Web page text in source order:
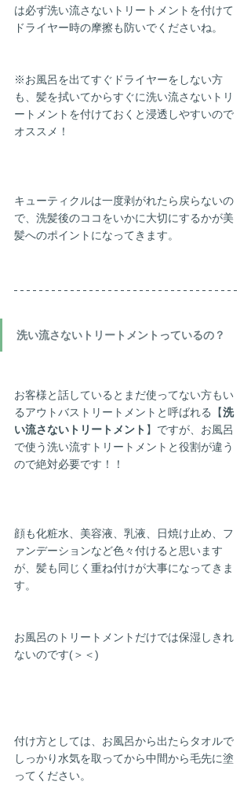
は必ず洗い流さないトリートメントを付けて
ドライヤー時の摩擦も防いでくださいね。
※お風呂を出てすぐドライヤーをしない方
も、髪を拭いてからすぐに洗い流さないトリ
ートメントを付けておくと浸透しやすいので
オススメ！
キューティクルは一度剥がれたら戻らないの
で、洗髪後のココをいかに大切にするかが美
髪へのポイントになってきます。
洗い流さないトリートメントっているの？
お客様と話しているとまだ使ってない方もい
るアウトバストリートメントと呼ばれる【洗
い流さないトリートメント 】ですが、お風呂
で使う洗い流すトリートメントと役割が違う
ので絶対必要です！！
顔も化粧水、美容液、乳液、日焼け止め、フ
ァンデーションなど色々付けると思います
が、髪も同じく重ね付けが大事になってきま
す。
お風呂のトリートメントだけでは保湿しきれ
ないのです(＞＜)
付け方としては、お風呂から出たらタオルで
しっかり水気を取ってから中間から毛先に塗
ってください。